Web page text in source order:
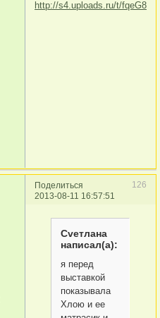
Поделиться
126
2013-08-11 16:57:51
Сvетлана
написал(а):
я перед
выставкой
показывала
Хлою и ее